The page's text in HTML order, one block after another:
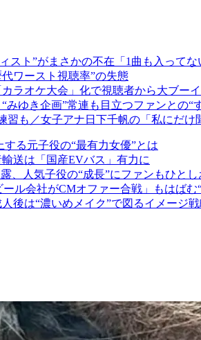
スト”がまさかの不在「1曲も入って
ワースト視聴率”の失態
ラオケ大会」化で視聴者から大ブー
ゆき企画”常連も目立つファンとの“
も／女子アナ日下千帆の「私にだけ
る元子役の“最有力女優”とは
送は「国産EVバス」有力に
、人気子役の“成長”にファンもひとし
ル会社がCMオファー合戦」もはばむ
後は“濃いめメイク”で図るイメージ戦